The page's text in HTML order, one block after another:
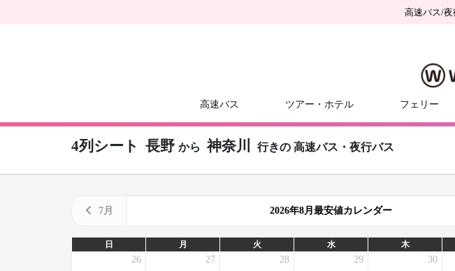
高速バス/
高速バス ツアー・ホテル フェリー
4列シート 長野 から 神奈川 行きの 高速バス・夜行バス
7月 2026年8月最安値カレンダー
日 月 火 水 木
26 27 28 29 30